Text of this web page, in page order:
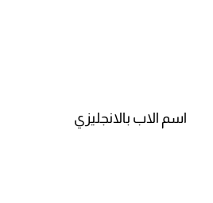
اسم الاب بالانجليزي